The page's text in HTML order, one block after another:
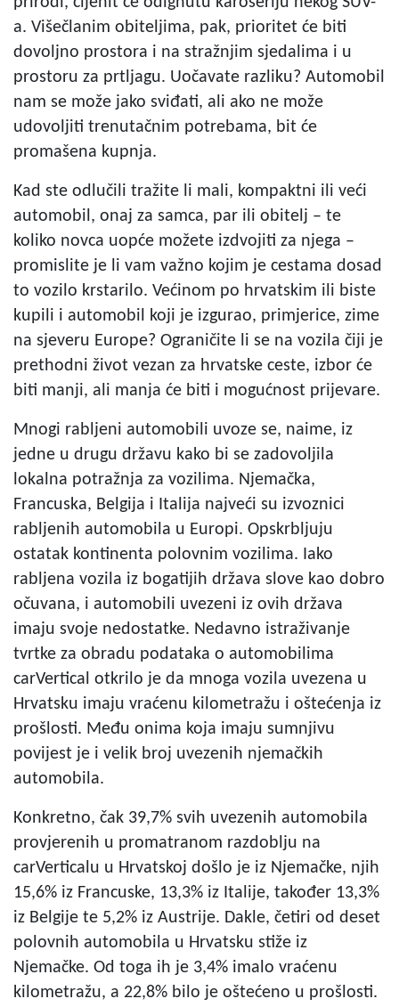
a. Višečlanim obiteljima, pak, prioritet će biti
dovoljno prostora i na stražnjim sjedalima i u
prostoru za prtljagu. Uočavate razliku? Automobil
nam se može jako sviđati, ali ako ne može
udovoljiti trenutačnim potrebama, bit će
promašena kupnja.
Kad ste odlučili tražite li mali, kompaktni ili veći
automobil, onaj za samca, par ili obitelj – te
koliko novca uopće možete izdvojiti za njega –
promislite je li vam važno kojim je cestama dosad
to vozilo krstarilo. Većinom po hrvatskim ili biste
kupili i automobil koji je izgurao, primjerice, zime
na sjeveru Europe? Ograničite li se na vozila čiji je
prethodni život vezan za hrvatske ceste, izbor će
biti manji, ali manja će biti i mogućnost prijevare.
Mnogi rabljeni automobili uvoze se, naime, iz
jedne u drugu državu kako bi se zadovoljila
lokalna potražnja za vozilima. Njemačka,
Francuska, Belgija i Italija najveći su izvoznici
rabljenih automobila u Europi. Opskrbljuju
ostatak kontinenta polovnim vozilima. Iako
rabljena vozila iz bogatijih država slove kao dobro
očuvana, i automobili uvezeni iz ovih država
imaju svoje nedostatke. Nedavno istraživanje
tvrtke za obradu podataka o automobilima
carVertical otkrilo je da mnoga vozila uvezena u
Hrvatsku imaju vraćenu kilometražu i oštećenja iz
prošlosti. Među onima koja imaju sumnjivu
povijest je i velik broj uvezenih njemačkih
automobila.
Konkretno, čak 39,7% svih uvezenih automobila
provjerenih u promatranom razdoblju na
carVerticalu u Hrvatskoj došlo je iz Njemačke, njih
15,6% iz Francuske, 13,3% iz Italije, također 13,3%
iz Belgije te 5,2% iz Austrije. Dakle, četiri od deset
polovnih automobila u Hrvatsku stiže iz
Njemačke. Od toga ih je 3,4% imalo vraćenu
kilometražu, a 22,8% bilo je oštećeno u prošlosti.